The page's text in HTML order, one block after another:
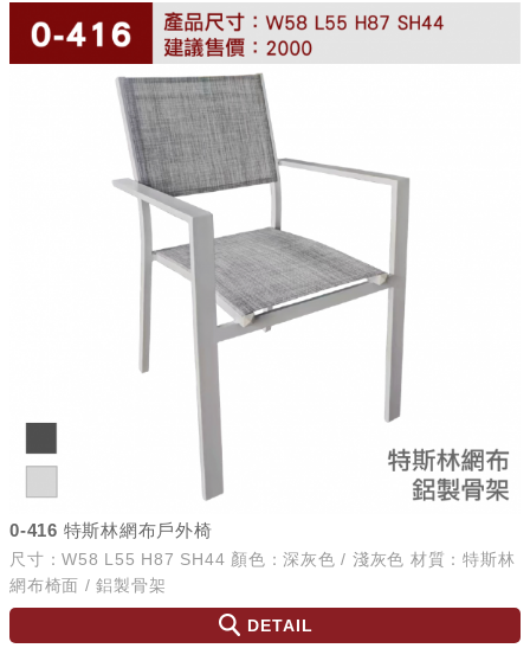
0-416 特斯林網布戶外椅
尺寸：W58 L55 H87 SH44 顏色：深灰色 / 淺灰色 材質：特斯林
網布椅面 / 鋁製骨架
DETAIL